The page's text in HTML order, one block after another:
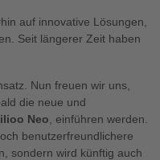
auf innovative Lösungen,
Seit längerer Zeit haben
Nun freuen wir uns,
die neue und
Neo , einführen werden.
benutzerfreundlichere
sondern wird künftig auch